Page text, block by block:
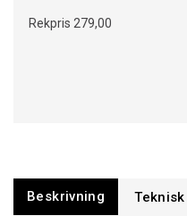
Rekpris 279,00
Beskrivning